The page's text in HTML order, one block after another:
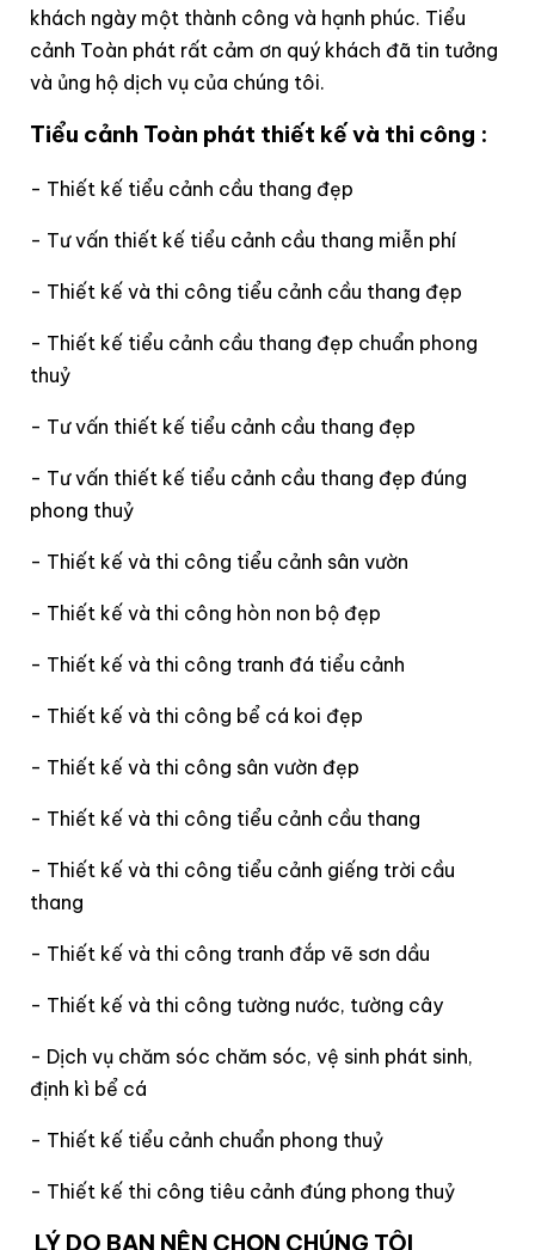
khách ngày một thành công và hạnh phúc. Tiểu
cảnh Toàn phát rất cảm ơn quý khách đã tin tưởng
và ủng hộ dịch vụ của chúng tôi.
Tiểu cảnh Toàn phát thiết kế và thi công :
- Thiết kế tiểu cảnh cầu thang đẹp
- Tư vấn thiết kế tiểu cảnh cầu thang miễn phí
- Thiết kế và thi công tiểu cảnh cầu thang đẹp
- Thiết kế tiểu cảnh cầu thang đẹp chuẩn phong
thuỷ
- Tư vấn thiết kế tiểu cảnh cầu thang đẹp
- Tư vấn thiết kế tiểu cảnh cầu thang đẹp đúng
phong thuỷ
- Thiết kế và thi công tiểu cảnh sân vườn
- Thiết kế và thi công hòn non bộ đẹp
- Thiết kế và thi công tranh đá tiểu cảnh
- Thiết kế và thi công bể cá koi đẹp
- Thiết kế và thi công sân vườn đẹp
- Thiết kế và thi công tiểu cảnh cầu thang
- Thiết kế và thi công tiểu cảnh giếng trời cầu
thang
- Thiết kế và thi công tranh đắp vẽ sơn dầu
- Thiết kế và thi công tường nước, tường cây
- Dịch vụ chăm sóc chăm sóc, vệ sinh phát sinh,
định kì bể cá
- Thiết kế tiểu cảnh chuẩn phong thuỷ
- Thiết kế thi công tiêu cảnh đúng phong thuỷ
LÝ DO BẠN NÊN CHỌN CHÚNG TÔI